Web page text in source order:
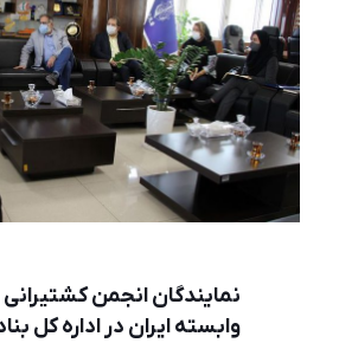
نمایندگان انجمن
وابسته ایران در اداره کل